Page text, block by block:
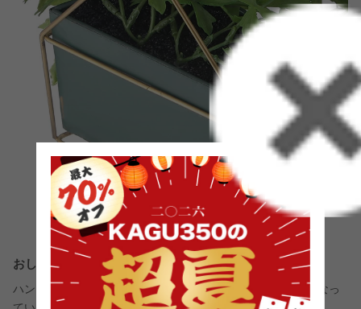
おしゃれなゴールド
ハンガー部分は上質感のあるゴールドで品のある仕上がりになっ